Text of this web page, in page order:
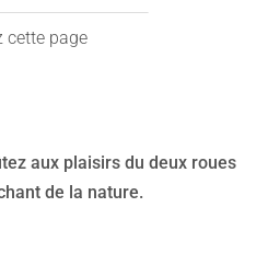
cette page
aux plaisirs du deux roues
de la nature.